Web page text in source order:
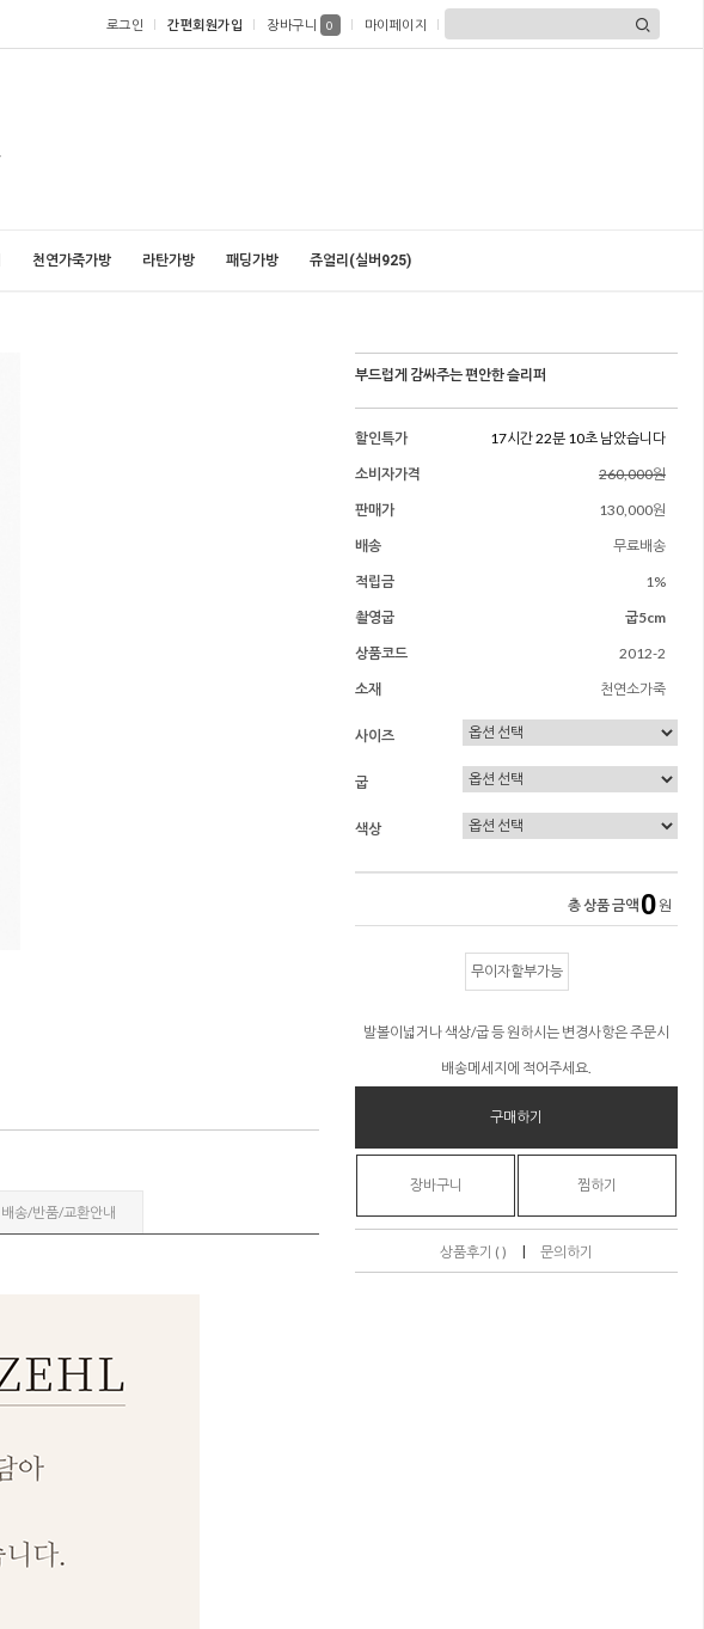
로그인 간편회원가입 장바구니 0 마이페이지
천연가죽가방 라탄가방 패딩가방 쥬얼리(실버925)
배송/반품/교환안내
부드럽게 감싸주는 편안한 슬리퍼
할인특가
17시간 22분 09초 남았습니다
소비자가격
260,000원
판매가
130,000원
배송
무료배송
적립금
1%
촬영굽
굽5cm
상품코드
2012-2
소재
천연소가죽
사이즈
굽
색상
총 상품 금액 0 원
무이자할부가능
발볼이넓거나 색상/굽 등 원하시는 변경사항은 주문시
배송메세지에 적어주세요.
구매하기
장바구니 찜하기
상품후기 ( ) | 문의하기